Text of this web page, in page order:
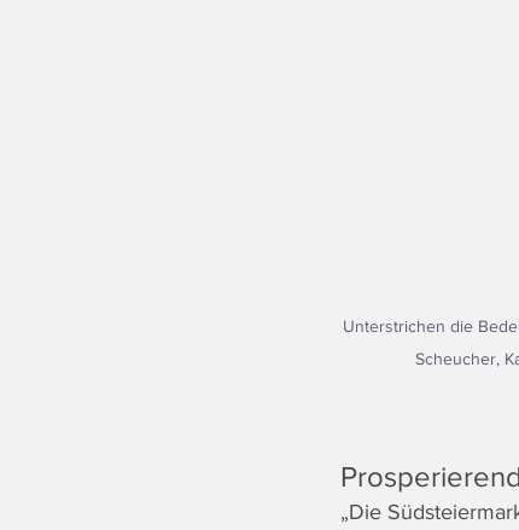
Unterstrichen die
Scheucher,
„Die